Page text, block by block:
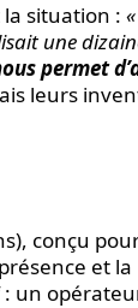
la situation : «
une
permet
leurs
conçu
et la
un